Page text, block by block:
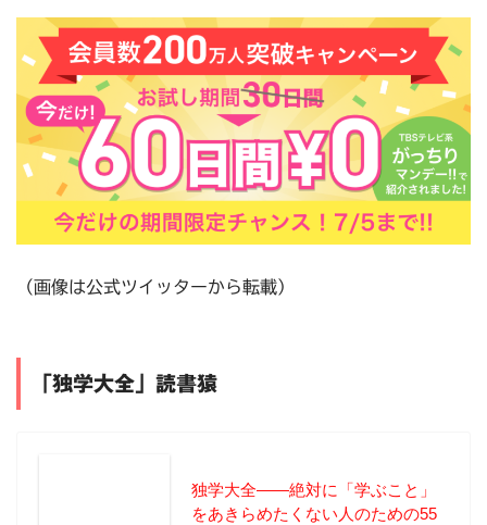
（画像は公式ツイッターから転載）
「独学大全」読書猿
独学大全――絶対に「学ぶこと」
をあきらめたくない人のための55